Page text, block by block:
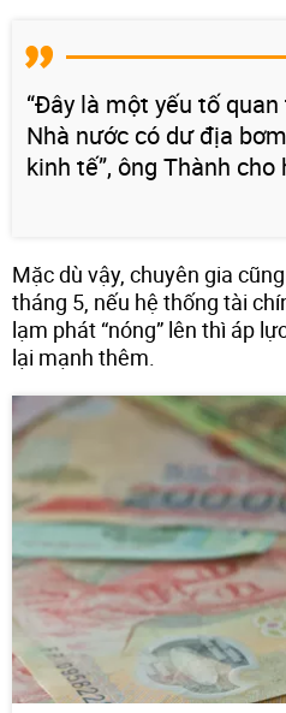
“Đây là một yếu tố
Nhà nước có dư địa
kinh tế”, ông Thành cho
Mặc dù vậy, chuyên gia
tháng 5, nếu hệ thống tài
lạm phát “nóng” lên thì áp
lại mạnh thêm.